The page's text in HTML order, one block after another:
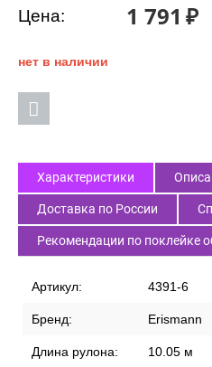
Цена: 1 791 ₽
нет в наличии
Характеристики
Доставка по России
Рекомендации по поклейке
Артикул: 4391-6
Бренд: Erismann
Длина рулона: 10.05 м